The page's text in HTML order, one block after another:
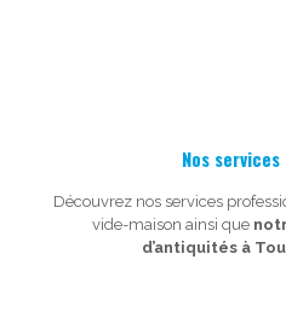
Nos services
Découvrez nos services
vide-maison ainsi que
d’antiquités à